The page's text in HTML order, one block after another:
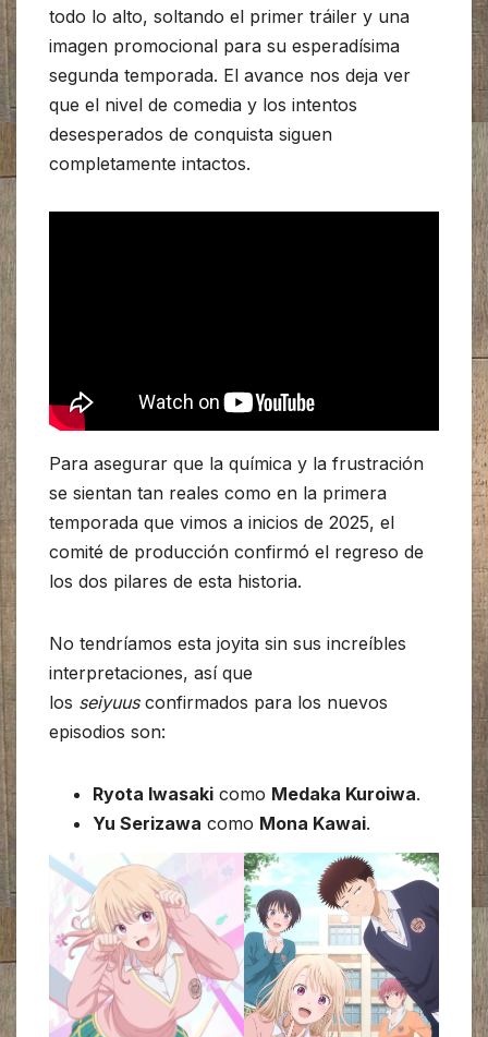
todo lo alto, soltando el primer tráiler y una
imagen promocional para su esperadísima
segunda temporada. El avance nos deja ver
que el nivel de comedia y los intentos
desesperados de conquista siguen
completamente intactos.
Para asegurar que la química y la frustración
se sientan tan reales como en la primera
temporada que vimos a inicios de 2025, el
comité de producción confirmó el regreso de
los dos pilares de esta historia.
No tendríamos esta joyita sin sus increíbles
interpretaciones, así que
los seiyuusconfirmados para los nuevos
episodios son:
Ryota Iwasaki como Medaka Kuroiwa.
Yu Serizawa como Mona Kawai.